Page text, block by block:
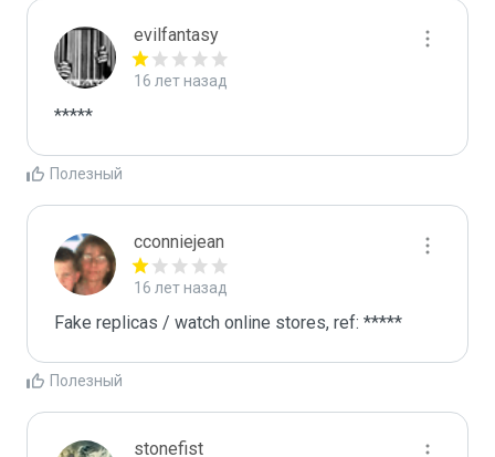
evilfantasy
16 лет назад
*****
Полезный
cconniejean
16 лет назад
Fake replicas / watch online stores, ref: *****
Полезный
stonefist